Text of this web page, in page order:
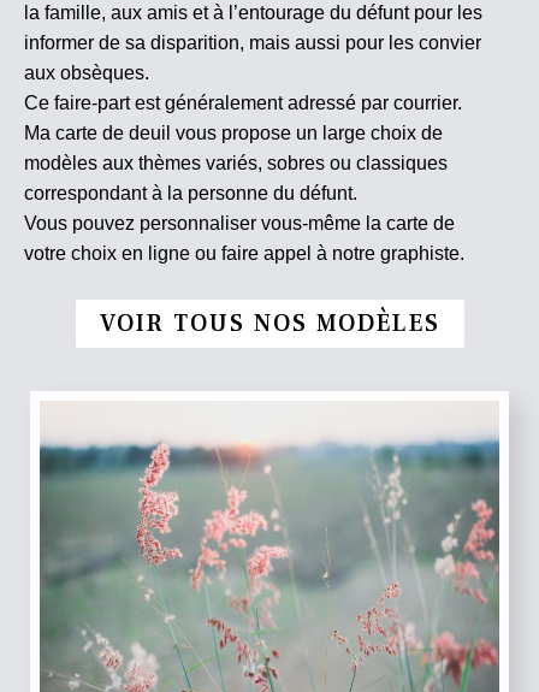
la famille, aux amis et à l’entourage du défunt pour les
informer de sa disparition, mais aussi pour les convier
aux obsèques.
Ce faire-part est généralement adressé par courrier.
Ma carte de deuil vous propose un large choix de
modèles aux thèmes variés, sobres ou classiques
correspondant à la personne du défunt.
Vous pouvez personnaliser vous-même la carte de
votre choix en ligne ou faire appel à notre graphiste.
VOIR TOUS NOS MODÈLES